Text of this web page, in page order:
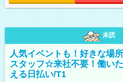
未読
人気イベントも！好きな場
スタッフ☆来社不要！働い
える日払い/T1